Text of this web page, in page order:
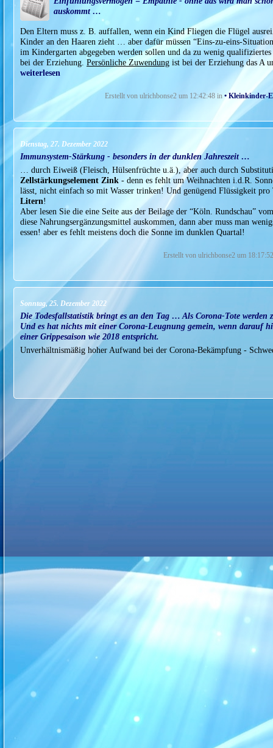
auskommt …
Den Eltern muss z. B. auffallen, wenn ein Kind Fliegen die Flügel
Kinder an den Haaren zieht … aber dafür müssen “Eins-zu-eins-
im Kindergarten abgegeben werden sollen und da zu wenig
bei der Erziehung. Persönliche Zuwendung ist bei der Erziehung das A
weiterlesen
Erstellt von ulrichbonse2 um 12:42:48 in • Kleinkinder-
Dienstag, 27. Dezember 2022
Immunsystem-Stärkung - besonders in der dunklen Jahreszeit …
… durch Eiweiß (Fleisch, Hülsenfrüchte u.ä.), aber auch durch
Zellstärkungselement Zink - denn es fehlt um Weihnachten i.d.R.
lässt, nicht einfach so mit Wasser trinken! Und genügend Flüssigkeit
Litern!
Aber lesen Sie die eine Seite aus der Beilage der “Köln. Rundschau”
diese Nahrungsergänzungsmittel auskommen, dann aber muss man
essen! aber es fehlt meistens doch die Sonne im dunklen Quartal!
Erstellt von ulrichbonse2 um
Sonntag, 25. Dezember 2022
Die Todesfallstatistik bringt es an den Tag … Als Corona-Tote werden
Und es hat nichts mit einer Corona-Leugnung gemein, wenn darauf
einer Grippesaison wie 2018 entspricht.
Unverhältnismäßig hoher Aufwand bei der Corona-Bekämpfung -